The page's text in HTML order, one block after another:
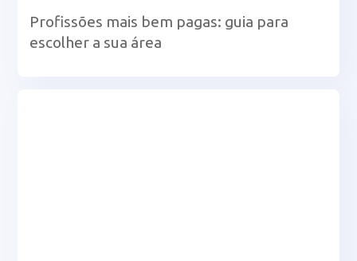
Profissões mais bem pagas: guia para
escolher a sua área